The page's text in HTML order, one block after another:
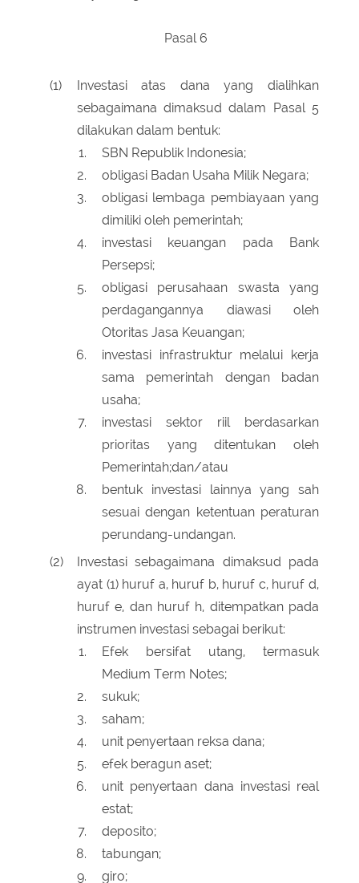
Pasal 6
(1)
Investasi atas dana yang dialihkan
sebagaimana dimaksud dalam Pasal 5
dilakukan dalam bentuk:
SBN Republik Indonesia;
obligasi Badan Usaha Milik Negara;
obligasi lembaga pembiayaan yang
dimiliki oleh pemerintah;
investasi keuangan pada Bank
Persepsi;
obligasi perusahaan swasta yang
perdagangannya diawasi oleh
Otoritas Jasa Keuangan;
investasi infrastruktur melalui kerja
sama pemerintah dengan badan
usaha;
investasi sektor riil berdasarkan
prioritas yang ditentukan oleh
Pemerintah;dan/atau
bentuk investasi lainnya yang sah
sesuai dengan ketentuan peraturan
perundang-undangan.
(2)
Investasi sebagaimana dimaksud pada
ayat (1) huruf a, huruf b, huruf c, huruf d,
huruf e, dan huruf h, ditempatkan pada
instrumen investasi sebagai berikut:
Efek bersifat utang, termasuk
Medium Term Notes;
sukuk;
saham;
unit penyertaan reksa dana;
efek beragun aset;
unit penyertaan dana investasi real
estat;
deposito;
tabungan;
giro;